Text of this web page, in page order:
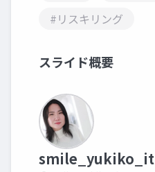
#リスキリング
スライド概要
smile_yukiko_it